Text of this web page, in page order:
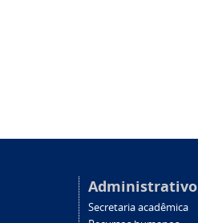
Administrativo
Secretaria acadêmica